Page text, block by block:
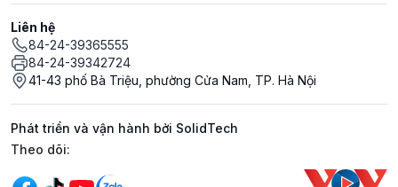
Liên hệ
84-24-39365555
84-24-39342724
41-43 phố Bà Triệu, phường Cửa Nam, TP. Hà Nội
Phát triển và vận hành bởi SolidTech
Mạng xã hội
Theo dõi: